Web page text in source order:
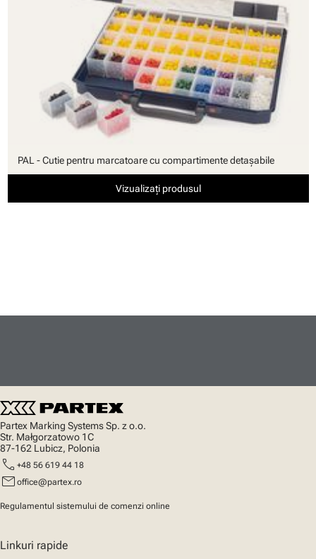
PAL - Cutie pentru marcatoare cu compartimente detaşabile
Vizualizați produsul
Partex Marking Systems Sp. z o.o.
Str. Małgorzatowo 1C
87-162 Lubicz, Polonia
call +48 56 619 44 18
mail office@partex.ro
Regulamentul sistemului de comenzi online
Linkuri rapide